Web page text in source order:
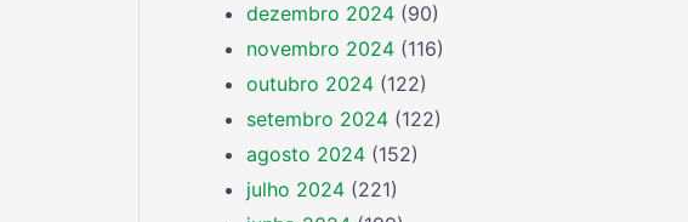
dezembro 2024 (90)
novembro 2024 (116)
outubro 2024 (122)
setembro 2024 (122)
agosto 2024 (152)
julho 2024 (221)